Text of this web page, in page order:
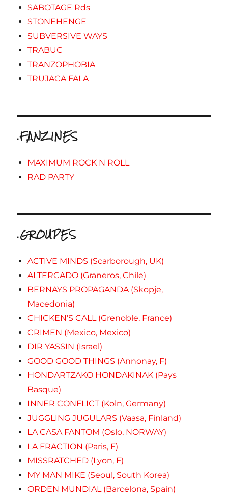
SABOTAGE Rds
STONEHENGE
SUBVERSIVE WAYS
TRABUC
TRANZOPHOBIA
TRUJACA FALA
.FANZINES
MAXIMUM ROCK N ROLL
RAD PARTY
.GROUPES
ACTIVE MINDS (Scarborough, UK)
ALTERCADO (Graneros, Chile)
BERNAYS PROPAGANDA (Skopje,
Macedonia)
CHICKEN'S CALL (Grenoble, France)
CRIMEN (Mexico, Mexico)
DIR YASSIN (Israel)
GOOD GOOD THINGS (Annonay, F)
HONDARTZAKO HONDAKINAK (Pays
Basque)
INNER CONFLICT (Koln, Germany)
JUGGLING JUGULARS (Vaasa, Finland)
LA CASA FANTOM (Oslo, NORWAY)
LA FRACTION (Paris, F)
MISSRATCHED (Lyon, F)
MY MAN MIKE (Seoul, South Korea)
ORDEN MUNDIAL (Barcelona, Spain)